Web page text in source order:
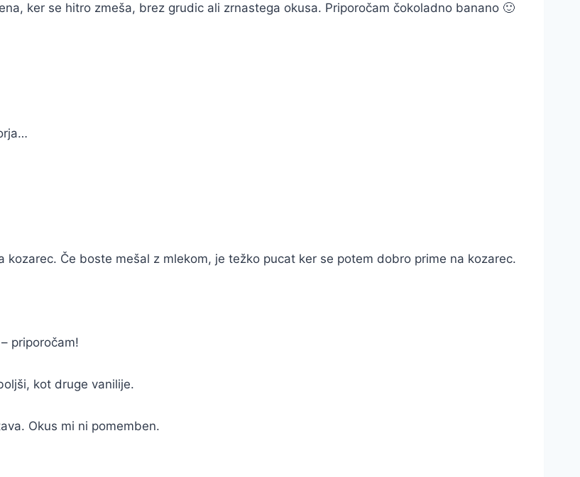
ker se hitro zmeša, brez grudic ali zrnastega okusa. Priporočam čokoladno banano 🙂
Če boste mešal z mlekom, je težko pucat ker se potem dobro prime na kozarec.
priporočam!
kot druge vanilije.
Okus mi ni pomemben.